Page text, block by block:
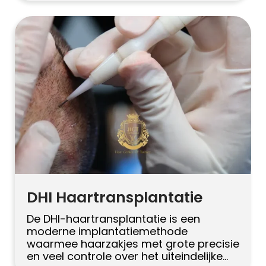
saffiermesjes worden gebruikt voor een
nauwkeurige implantatie van de grafts.
Deze techniek is een verbetering ten
opzichte van de klassieke FUE-methode
doordat er kleinere, scherpere incisies
worden gemaakt. Met saffiermesjes
kunnen chirurgen microkanalen openen
met een hogere […]
DHI Haartransplantatie
De DHI-haartransplantatie is een
moderne implantatiemethode
waarmee haarzakjes met grote precisie
en veel controle over het uiteindelijke